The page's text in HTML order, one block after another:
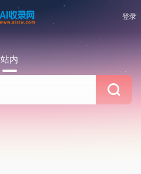
登录
站内